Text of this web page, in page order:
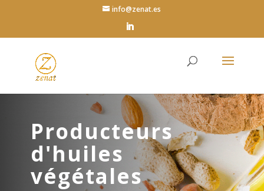
info@zenat.es
Producteurs
d'huiles
végétales